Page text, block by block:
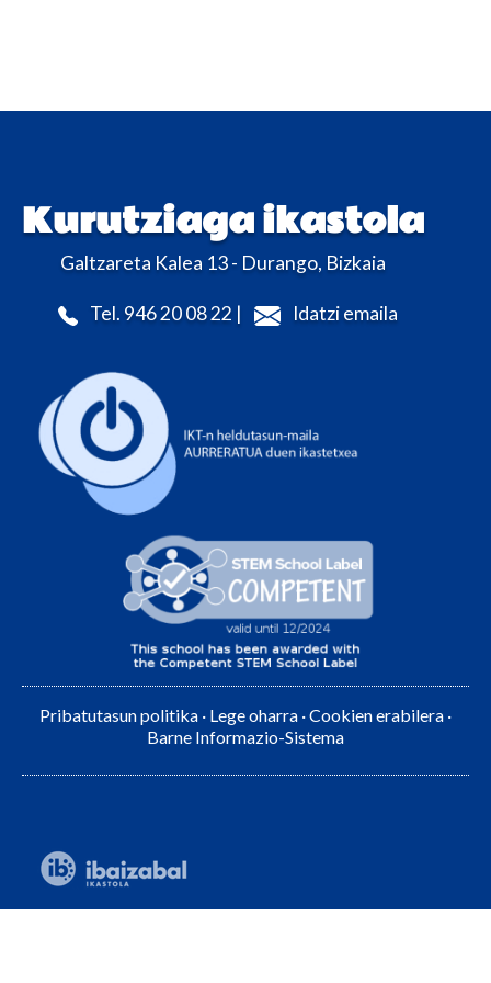
Kurutziaga ikastola
Galtzareta Kalea 13 - Durango, Bizkaia
Tel. 946 20 08 22 | Idatzi emaila
Pribatutasun politika · Lege oharra ·Cookien erabilera ·
Barne Informazio-Sistema